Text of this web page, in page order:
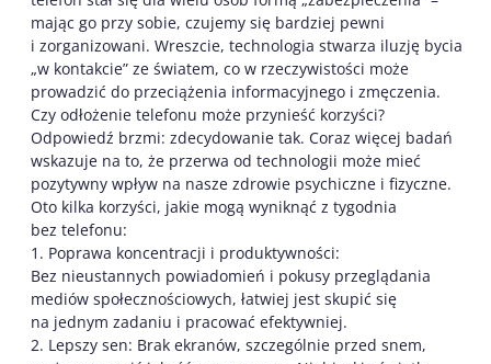
mając go przy sobie, czujemy się bardziej pewni
i zorganizowani. Wreszcie, technologia stwarza iluzję bycia
„w kontakcie” ze światem, co w rzeczywistości może
prowadzić do przeciążenia informacyjnego i zmęczenia.
Czy odłożenie telefonu może przynieść korzyści?
Odpowiedź brzmi: zdecydowanie tak. Coraz więcej badań
wskazuje na to, że przerwa od technologii może mieć
pozytywny wpływ na nasze zdrowie psychiczne i fizyczne.
Oto kilka korzyści, jakie mogą wyniknąć z tygodnia
bez telefonu:
1. Poprawa koncentracji i produktywności:
Bez nieustannych powiadomień i pokusy przeglądania
mediów społecznościowych, łatwiej jest skupić się
na jednym zadaniu i pracować efektywniej.
2. Lepszy sen: Brak ekranów, szczególnie przed snem,